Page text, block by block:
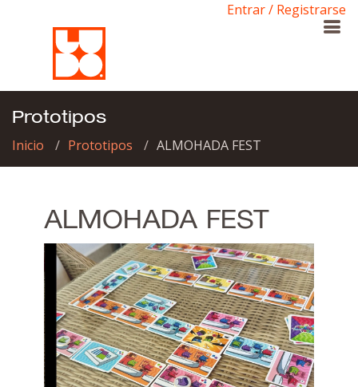
Entrar / Registrarse
Prototipos
Inicio Prototipos ALMOHADA FEST
ALMOHADA FEST